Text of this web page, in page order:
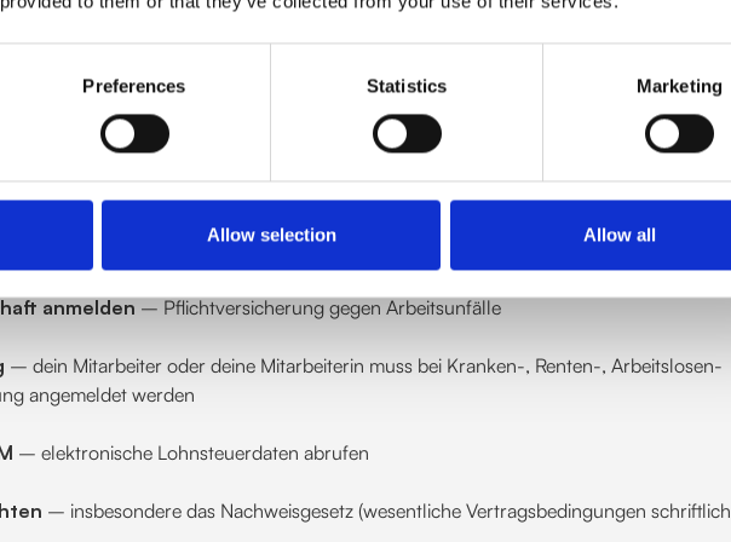
Preferences Statistics Marketing
Allow selection Allow all
Grundlagen und Arbeitgeber:innen-
sicheren Seite bist, solltest du folgende Basics erledigen:
– nötig für die Anmeldung zur Sozialversicherung
anmelden – Pflichtversicherung gegen Arbeitsunfälle
– dein Mitarbeiter oder deine Mitarbeiterin muss bei Kranken-, Renten-, Arbeitslosen-
angemeldet werden
– elektronische Lohnsteuerdaten abrufen
– insbesondere das Nachweisgesetz (wesentliche Vertragsbedingungen schriftlich